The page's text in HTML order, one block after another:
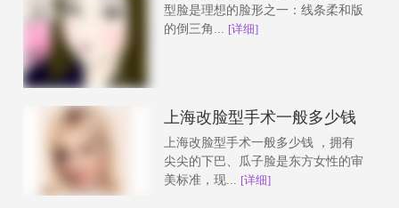
型脸是理想的脸形之一：线条柔和版
的倒三角... [详细]
上海改脸型手术一般多少钱
上海改脸型手术一般多少钱 ，拥有
尖尖的下巴、瓜子脸是东方女性的审
美标准，现... [详细]